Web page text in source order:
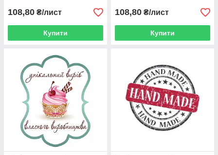
108,80 ₴/лист
Купити
108,80 ₴/лист
Купити